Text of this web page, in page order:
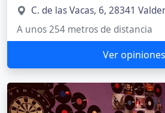
C. de las Vacas, 6, 28341
A unos 254 metros de distancia
Ver opiniones